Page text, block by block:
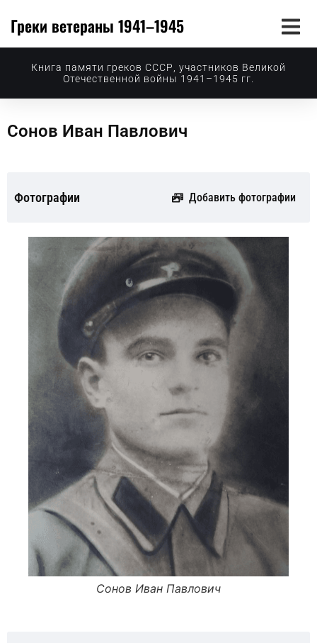
Греки ветераны 1941–1945
Книга памяти греков СССР, участников Великой
Отечественной войны 1941–1945 гг.
Сонов Иван Павлович
Фотографии Добавить фотографии
Сонов Иван Павлович